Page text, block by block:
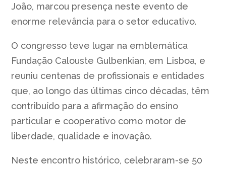
João, marcou presença neste evento de
enorme relevância para o setor educativo.
O congresso teve lugar na emblemática
Fundação Calouste Gulbenkian, em Lisboa, e
reuniu centenas de profissionais e entidades
que, ao longo das últimas cinco décadas, têm
contribuído para a afirmação do ensino
particular e cooperativo como motor de
liberdade, qualidade e inovação.
Neste encontro histórico, celebraram-se 50